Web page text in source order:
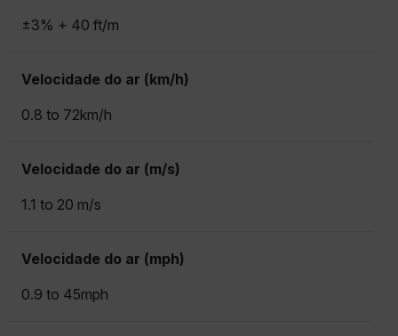
±3% + 40 ft/m
Velocidade do ar (km/h)
0.8 to 72km/h
Velocidade do ar (m/s)
1.1 to 20 m/s
Velocidade do ar (mph)
0.9 to 45mph